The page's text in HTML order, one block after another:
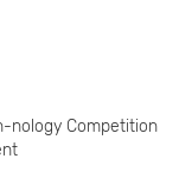
nology Competition